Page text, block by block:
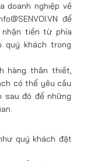
doanh nghiệp về
để
tiền từ phía
quý khách trong
hàng thân thiết,
có thể yêu cầu
sau đó để những
quý khách đặt